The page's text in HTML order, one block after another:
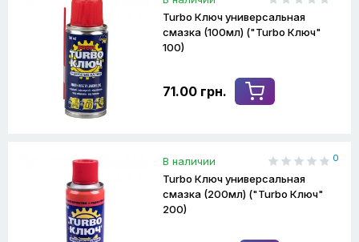
Turbo Ключ универсальная
смазка (100мл) ("Turbo Ключ"
100)
71.00 грн.
В наличии 0
Turbo Ключ универсальная
смазка (200мл) ("Turbo Ключ"
200)